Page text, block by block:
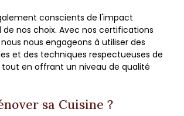
conscients de l'impact
nos choix. Avec nos certifications
nous nous engageons à utiliser des
et des techniques respectueuses de
en offrant un niveau de qualité
sa Cuisine ?